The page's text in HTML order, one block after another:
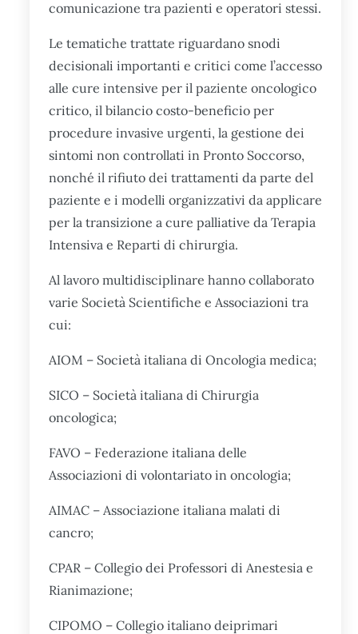
comunicazione tra pazienti e operatori stessi.
Le tematiche trattate riguardano snodi
decisionali importanti e critici come l’accesso
alle cure intensive per il paziente oncologico
critico, il bilancio costo-beneficio per
procedure invasive urgenti, la gestione dei
sintomi non controllati in Pronto Soccorso,
nonché il rifiuto dei trattamenti da parte del
paziente e i modelli organizzativi da applicare
per la transizione a cure palliative da Terapia
Intensiva e Reparti di chirurgia.
Al lavoro multidisciplinare hanno collaborato
varie Società Scientifiche e Associazioni tra
cui:
AIOM – Società italiana di Oncologia medica;
SICO – Società italiana di Chirurgia
oncologica;
FAVO – Federazione italiana delle
Associazioni di volontariato in oncologia;
AIMAC – Associazione italiana malati di
cancro;
CPAR – Collegio dei Professori di Anestesia e
Rianimazione;
CIPOMO – Collegio italiano deiprimari